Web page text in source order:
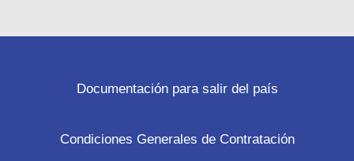
Documentación para salir del país
Condiciones Generales de Contratación